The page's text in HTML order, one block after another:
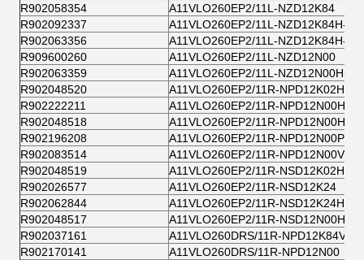
R902058354
A11VLO260EP2/11L-NZD12K84
R902092337
A11VLO260EP2/11L-NZD12K84H-ES
R902063356
A11VLO260EP2/11L-NZD12K84H-S
R909600260
A11VLO260EP2/11L-NZD12N00
R902063359
A11VLO260EP2/11L-NZD12N00H-S
R902048520
A11VLO260EP2/11R-NPD12K02H
R902222211
A11VLO260EP2/11R-NPD12N00H
R902048518
A11VLO260EP2/11R-NPD12N00H
R902196208
A11VLO260EP2/11R-NPD12N00P
R902083514
A11VLO260EP2/11R-NPD12N00VH
R902048519
A11VLO260EP2/11R-NSD12K02H
R902026577
A11VLO260EP2/11R-NSD12K24
R902062844
A11VLO260EP2/11R-NSD12K24H-S
R902048517
A11VLO260EP2/11R-NSD12N00H
R902037161
A11VLO260DRS/11R-NPD12K84V
R902170141
A11VLO260DRS/11R-NPD12N00